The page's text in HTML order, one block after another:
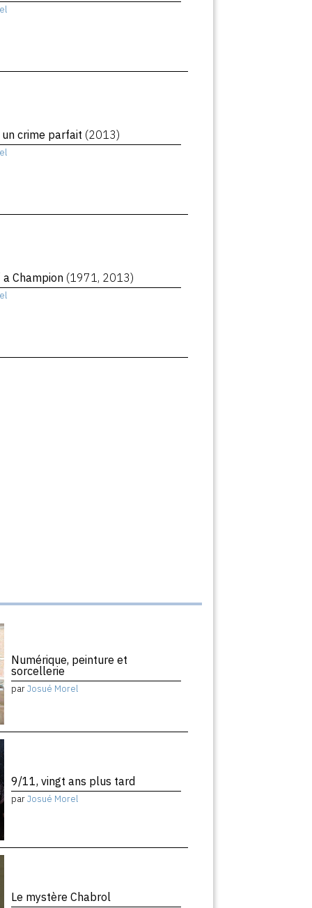
un crime parfait (2013)
Champion (1971, 2013)
Numérique, peinture et
sorcellerie
parJosué Morel
9/11, vingt ans plus tard
parJosué Morel
Le mystère Chabrol